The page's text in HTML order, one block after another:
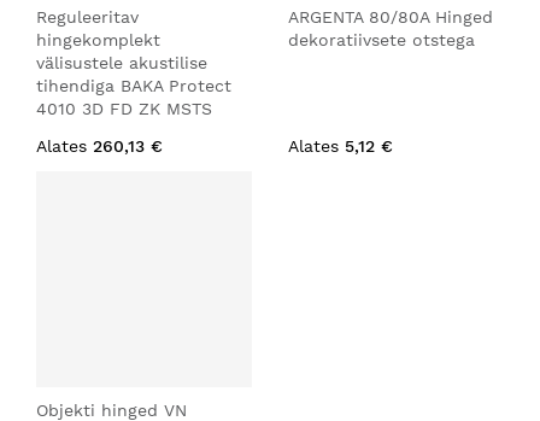
Reguleeritav
hingekomplekt
välisustele akustilise
tihendiga BAKA Protect
4010 3D FD ZK MSTS
Alates 260,13 €
ARGENTA 80/80A Hinged
dekoratiivsete otstega
Alates 5,12 €
Objekti hinged VN